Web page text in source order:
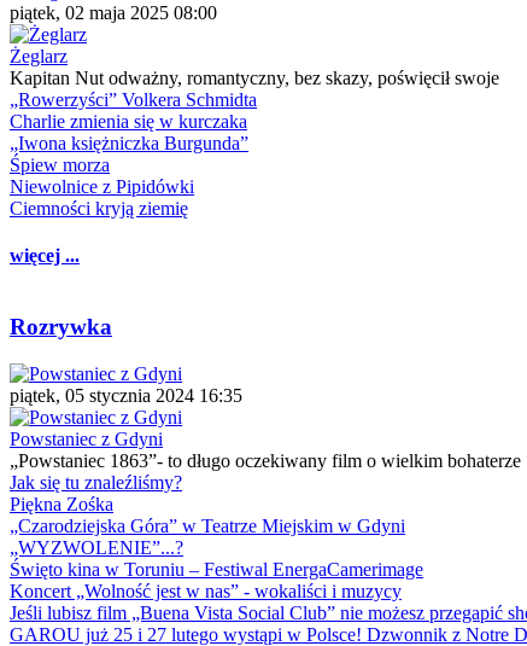
piątek, 02 maja 2025 08:00
Żeglarz
Kapitan Nut odważny, romantyczny, bez skazy, poświęcił swoje
„Rowerzyści” Volkera Schmidta
Charlie zmienia się w kurczaka
„Iwona księżniczka Burgunda”
Śpiew morza
Niewolnice z Pipidówki
Ciemności kryją ziemię
więcej ...
Rozrywka
piątek, 05 stycznia 2024 16:35
Powstaniec z Gdyni
„Powstaniec 1863”- to długo oczekiwany film o wielkim bohaterze
Jak się tu znaleźliśmy?
Piękna Zośka
„Czarodziejska Góra” w Teatrze Miejskim w Gdyni
„WYZWOLENIE”...?
Święto kina w Toruniu – Festiwal EnergaCamerimage
Koncert „Wolność jest w nas” - wokaliści i muzycy
Jeśli lubisz film „Buena Vista Social Club” nie możesz przegapić
GAROU już 25 i 27 lutego wystąpi w Polsce! Dzwonnik z Notre